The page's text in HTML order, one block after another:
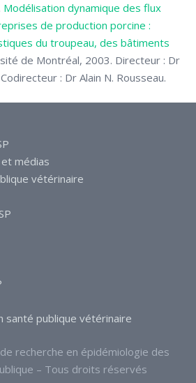
Modélisation dynamique des flux
de production porcine :
du troupeau, des bâtiments
de Montréal, 2003. Directeur : Dr
: Dr Alain N. Rousseau.
médias
vétérinaire
santé publique vétérinaire
recherche en épidémiologie des
– Tous droits réservés